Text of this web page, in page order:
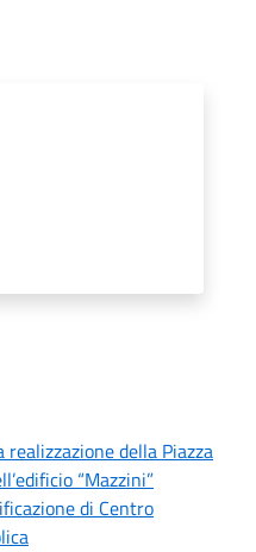
della Piazza
“Mazzini”
di Centro